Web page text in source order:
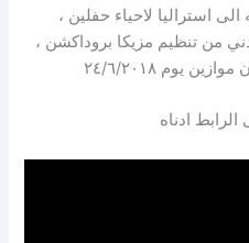
استراليا لاحياء حفلين ،
من تنظيم مزيكا بروداكشن ،
يوم ٢٤/٦/٢٠١٨
ادناه